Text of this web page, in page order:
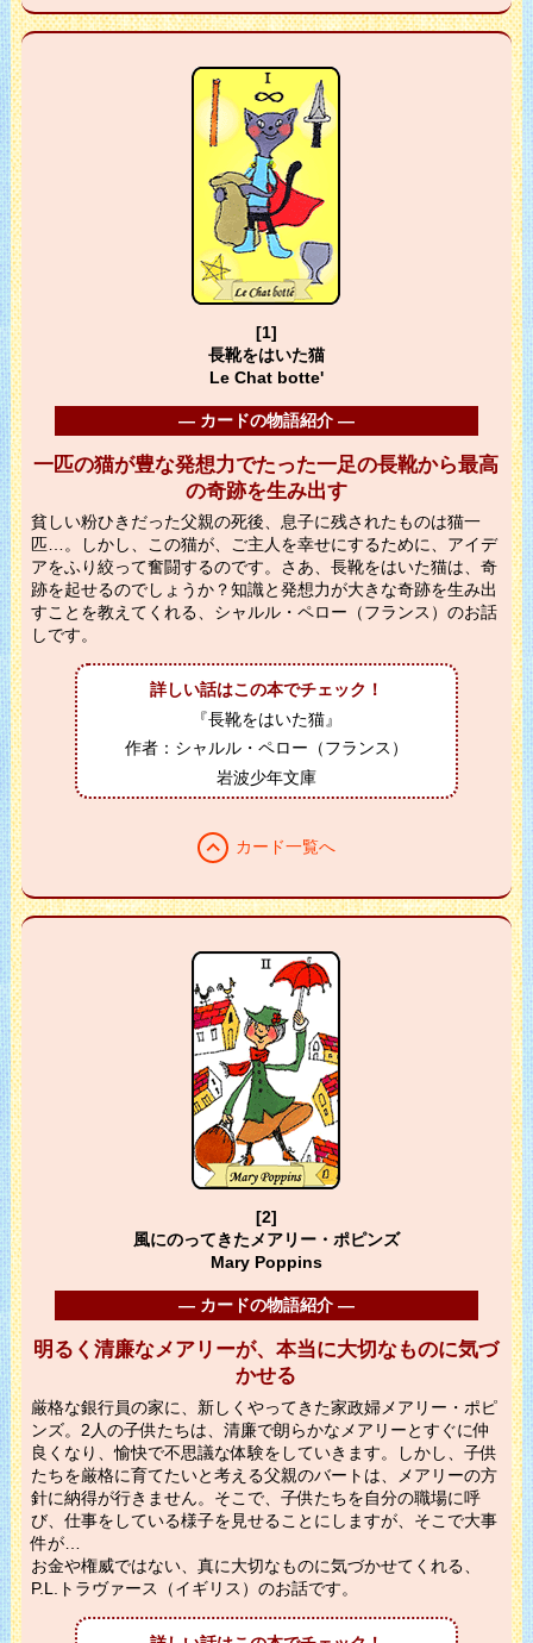
[1]
長靴をはいた猫
Le Chat botte'
― カードの物語紹介 ―
一匹の猫が豊な発想力でたった一足の長靴から最高
の奇跡を生み出す
貧しい粉ひきだった父親の死後、息子に残されたものは猫一
匹…。しかし、この猫が、ご主人を幸せにするために、アイデ
アをふり絞って奮闘するのです。さあ、長靴をはいた猫は、奇
跡を起せるのでしょうか？知識と発想力が大きな奇跡を生み出
すことを教えてくれる、シャルル・ペロー（フランス）のお話
しです。
詳しい話はこの本でチェック！
『長靴をはいた猫』
作者：シャルル・ペロー（フランス）
岩波少年文庫
expand_less カード一覧へ
[2]
風にのってきたメアリー・ポピンズ
Mary Poppins
― カードの物語紹介 ―
明るく清廉なメアリーが、本当に大切なものに気づ
かせる
厳格な銀行員の家に、新しくやってきた家政婦メアリー・ポピ
ンズ。2人の子供たちは、清廉で朗らかなメアリーとすぐに仲
良くなり、愉快で不思議な体験をしていきます。しかし、子供
たちを厳格に育てたいと考える父親のバートは、メアリーの方
針に納得が行きません。そこで、子供たちを自分の職場に呼
び、仕事をしている様子を見せることにしますが、そこで大事
件が…
お金や権威ではない、真に大切なものに気づかせてくれる、
P.L.トラヴァース（イギリス）のお話です。